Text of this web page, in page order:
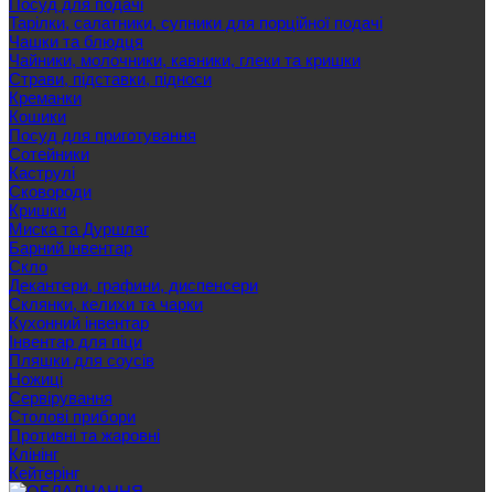
Посуд для подачі
Тарілки, салатники, супники для порційної подачі
Чашки та блюдця
Чайники, молочники, кавники, глеки та кришки
Страви, підставки, підноси
Креманки
Кошики
Посуд для приготування
Сотейники
Каструлі
Сковороди
Кришки
Миска та Дуршлаг
Барний інвентар
Скло
Декантери, графини, диспенсери
Склянки, келихи та чарки
Кухонний інвентар
Інвентар для піци
Пляшки для соусів
Ножиці
Сервірування
Cтолові прибори
Противні та жаровні
Клінінг
Кейтерінг